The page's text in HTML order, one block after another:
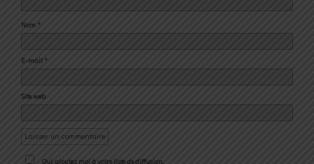
Nom *
E-mail *
Site web
Oui, ajoutez moi à votre liste de diffusion.